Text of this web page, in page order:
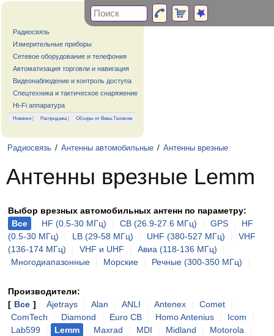
Радиосвязь
Измерительные приборы
Сетевое оборудование и телефония
Автоматизация торговли и навигация
Видеонаблюдение и контроль доступа
Спецтехника и тактическое снаряжение
Hi-Fi аппаратура
Новинки | Распродажа| Обзоры от Вива-Телеком
Радиосвязь / Антенны автомобильные / Антенны врезные
Антенны врезные Lemm
Выбор врезных автомобильных антенн по параметру:
Все
HF (0.5-30 МГц) CB (26.9-27.6 МГц) GPS
HF
(0.5-30 МГц)
LB (29-58 МГц) UHF (380-527 МГц)
VHF
(136-174 МГц)
VHF и UHF Авиа (118-136 МГц)
Многодиапазонные
Морские Речные (300-350 МГц)
Производители:
[ Все ] Ajetrays Alan ANLI Antenex Comet
ComTech
Diamond Euro CB Homo Antenius Icom
Lab599
Lemm Maxrad MDI Midland Motorola